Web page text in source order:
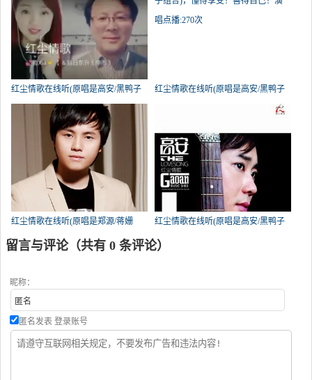
红尘情歌在线听(原唱是高安/黑鸭子
组合)，旭日东升（拒币）演唱点
红尘情歌在线听(原唱是高安/黑鸭子
组合)，懂得享受！善待自己！演唱
红尘情歌在线听(原唱是郑源/蒋姗
倍)，缘梦演唱点播:243次
红尘情歌在线听(原唱是高安/黑鸭子
组合)，奕珊演唱点播:234次
留言与评论（共有 0 条评论）
昵称：
匿名发表 登录账号